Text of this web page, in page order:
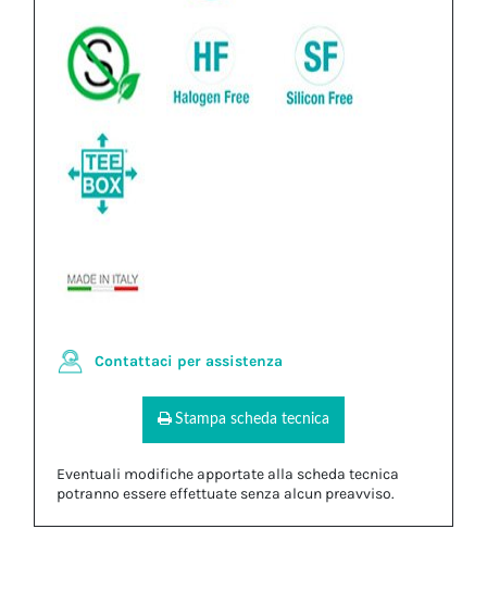
Contattaci per assistenza
Stampa scheda tecnica
Eventuali modifiche apportate alla scheda tecnica
potranno essere effettuate senza alcun preavviso.